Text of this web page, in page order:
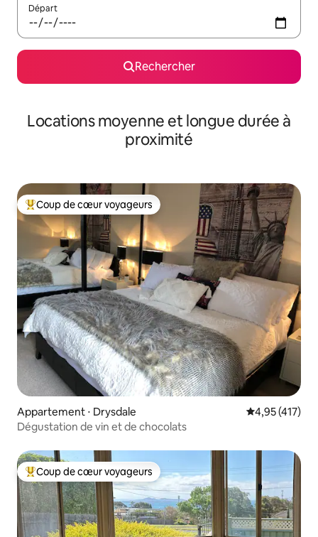
Départ
Rechercher
Locations moyenne et longue durée à
proximité
Coups de cœur voyageurs les plus appréciés
Coup de cœur voyageurs
Appartement ⋅ Drysdale Évaluation
4,95 (417)
Dégustation de vin et de chocolats
Coups de cœur voyageurs les plus appréciés
Coup de cœur voyageurs